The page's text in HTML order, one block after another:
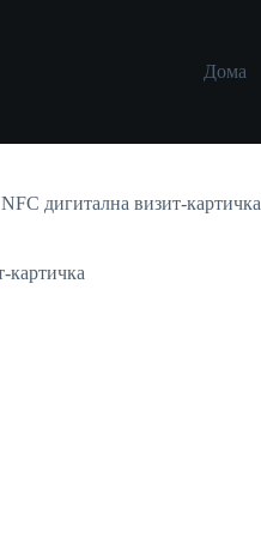
Дома
NFC дигитална визит-картичка